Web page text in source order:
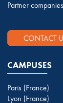
Partner companies
CONTACT
CAMPUSES
Paris (France)
Lyon (France)